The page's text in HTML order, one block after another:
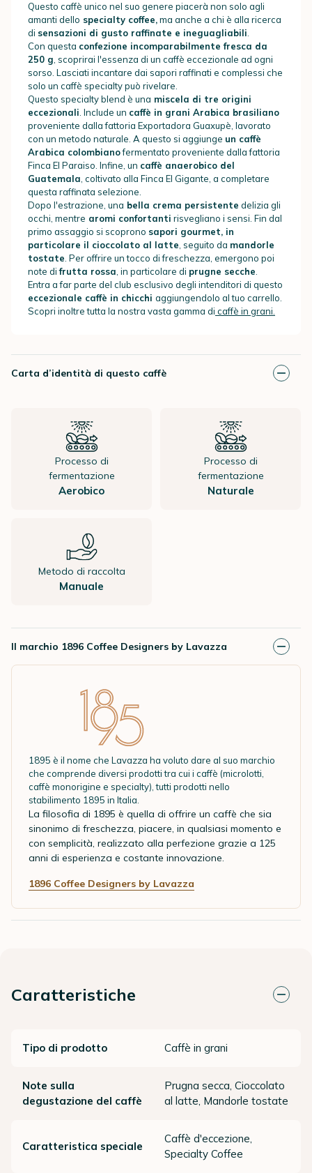
Questo caffè unico nel suo genere piacerà non solo agli
amanti dello specialty coffee,ma anche a chi è alla ricerca
di sensazioni di gusto raffinate e ineguagliabili.
Con questa confezione incomparabilmente fresca da
250 g, scoprirai l'essenza di un caffè eccezionale ad ogni
sorso. Lasciati incantare dai sapori raffinati e complessi che
solo un caffè specialty può rivelare.
Questo specialty blend è una miscela di tre origini
eccezionali. Include un caffè in grani Arabica brasiliano
proveniente dalla fattoria Exportadora Guaxupè, lavorato
con un metodo naturale. A questo si aggiunge un caffè
Arabica colombianofermentato proveniente dalla fattoria
Finca El Paraiso. Infine, un caffè anaerobico del
Guatemala, coltivato alla Finca El Gigante, a completare
questa raffinata selezione.
Dopo l'estrazione, una bella crema persistente delizia gli
occhi, mentre aromi confortanti risvegliano i sensi. Fin dal
primo assaggio si scoprono sapori gourmet, in
particolare il cioccolato al latte, seguito da mandorle
tostate. Per offrire un tocco di freschezza, emergono poi
note difrutta rossa, in particolare di prugne secche.
Entra a far parte del club esclusivo degli intenditori di questo
eccezionale caffè in chicchi aggiungendolo al tuo carrello.
Scopri inoltre tutta la nostra vasta gamma di caffè in grani.
Carta d’identità di questo caffè
Processo di
fermentazione
Aerobico
Processo di
fermentazione
Naturale
Metodo di raccolta
Manuale
Il marchio 1896 Coffee Designers by Lavazza
1895 è il nome che Lavazza ha voluto dare al suo marchio
che comprende diversi prodotti tra cui i caffè (microlotti,
caffè monorigine e specialty), tutti prodotti nello
stabilimento 1895 in Italia.
La filosofia di 1895 è quella di offrire un caffè che sia
sinonimo di freschezza, piacere, in qualsiasi momento e
con semplicità, realizzato alla perfezione grazie a 125
anni di esperienza e costante innovazione.
1896 Coffee Designers by Lavazza
Caratteristiche
Tipo di prodotto Caffè in grani
Note sulla
degustazione del caffè
Prugna secca, Cioccolato
al latte, Mandorle tostate
Caratteristica speciale
Caffè d'eccezione,
Specialty Coffee